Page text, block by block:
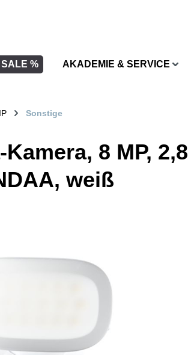
SALE % AKADEMIE & SERVICE
IP Sonstige
8 MP, 2,8
weiß